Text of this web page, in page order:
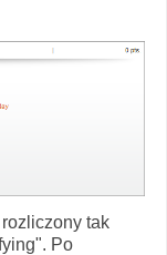
rozliczony tak
Po